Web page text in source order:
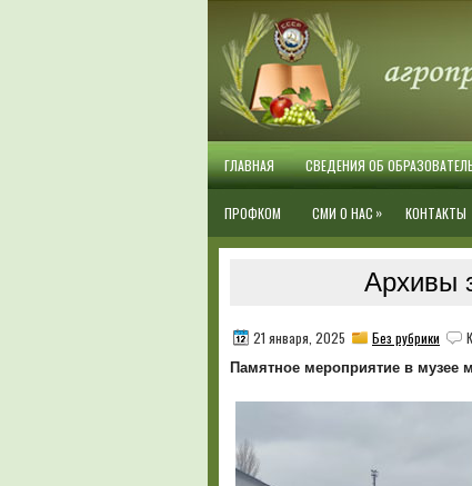
ГЛАВНАЯ СВЕДЕНИЯ ОБ
ПРОФКОМ СМИ О НАС » КОНТАКТЫ
Архивы
21 января, 2025 Без рубрики
Памятное мероприятие в музее